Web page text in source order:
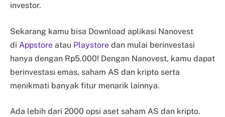
investor.
Sekarang kamu bisa Download aplikasi Nanovest
di Appstore atau Playstore dan mulai berinvestasi
hanya dengan Rp5.000! Dengan Nanovest, kamu dapat
berinvestasi emas, saham AS dan kripto serta
menikmati banyak fitur menarik lainnya.
Ada lebih dari 2000 opsi aset saham AS dan kripto.